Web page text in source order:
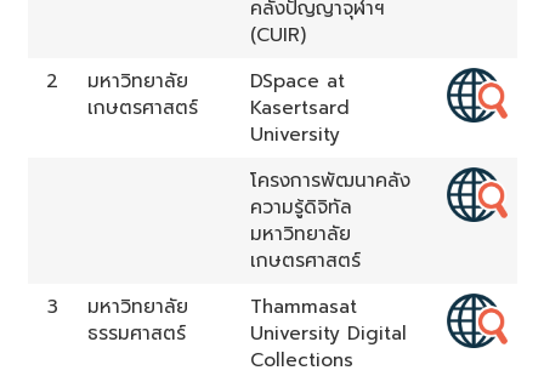
คลังปัญญาจุฬาฯ
(CUIR)
2
มหาวิทยาลัย
เกษตรศาสตร์
DSpace at
Kasertsard
University
โครงการพัฒนาคลัง
ความรู้ดิจิทัล
มหาวิทยาลัย
เกษตรศาสตร์
3
มหาวิทยาลัย
ธรรมศาสตร์
Thammasat
University Digital
Collections